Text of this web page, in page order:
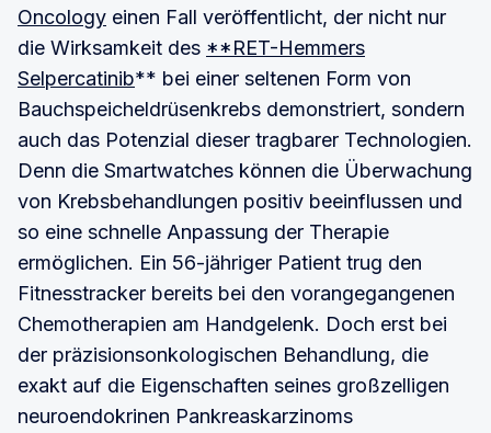
Oncology einen Fall veröffentlicht, der nicht nur
die Wirksamkeit des **RET-Hemmers
Selpercatinib** bei einer seltenen Form von
Bauchspeicheldrüsenkrebs demonstriert, sondern
auch das Potenzial dieser tragbarer Technologien.
Denn die Smartwatches können die Überwachung
von Krebsbehandlungen positiv beeinflussen und
so eine schnelle Anpassung der Therapie
ermöglichen. Ein 56-jähriger Patient trug den
Fitnesstracker bereits bei den vorangegangenen
Chemotherapien am Handgelenk. Doch erst bei
der präzisionsonkologischen Behandlung, die
exakt auf die Eigenschaften seines großzelligen
neuroendokrinen Pankreaskarzinoms